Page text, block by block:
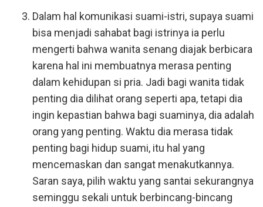
Dalam hal komunikasi suami-istri, supaya suami
bisa menjadi sahabat bagi istrinya ia perlu
mengerti bahwa wanita senang diajak berbicara
karena hal ini membuatnya merasa penting
dalam kehidupan si pria. Jadi bagi wanita tidak
penting dia dilihat orang seperti apa, tetapi dia
ingin kepastian bahwa bagi suaminya, dia adalah
orang yang penting. Waktu dia merasa tidak
penting bagi hidup suami, itu hal yang
mencemaskan dan sangat menakutkannya.
Saran saya, pilih waktu yang santai sekurangnya
seminggu sekali untuk berbincang-bincang